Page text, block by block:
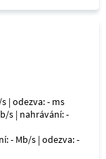
| odezva: - ms
s | nahrávání: -
- Mb/s | odezva: -